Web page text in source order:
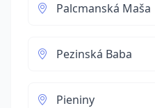
Palcmanská Maša
Pezinská Baba
Pieniny